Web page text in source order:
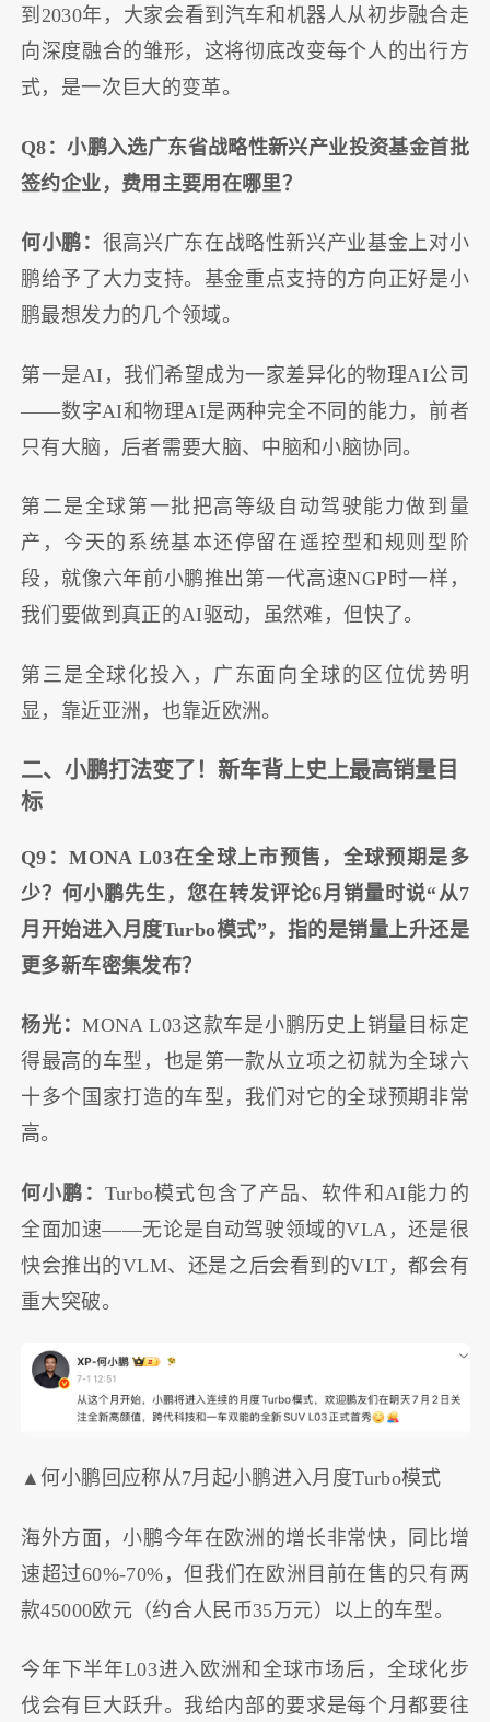
到2030年，大家会看到汽车和机器人从初步融合走
向深度融合的雏形，这将彻底改变每个人的出行方
式，是一次巨大的变革。
Q8：小鹏入选广东省战略性新兴产业投资基金首批
签约企业，费用主要用在哪里？
何小鹏： 很高兴广东在战略性新兴产业基金上对小
鹏给予了大力支持。基金重点支持的方向正好是小
鹏最想发力的几个领域。
第一是AI，我们希望成为一家差异化的物理AI公司
——数字AI和物理AI是两种完全不同的能力，前者
只有大脑，后者需要大脑、中脑和小脑协同。
第二是全球第一批把高等级自动驾驶能力做到量
产，今天的系统基本还停留在遥控型和规则型阶
段，就像六年前小鹏推出第一代高速NGP时一样，
我们要做到真正的AI驱动，虽然难，但快了。
第三是全球化投入，广东面向全球的区位优势明
显，靠近亚洲，也靠近欧洲。
二、小鹏打法变了！新车背上史上最高销量目
标
Q9：MONA L03在全球上市预售，全球预期是多
少？何小鹏先生，您在转发评论6月销量时说“从7
月开始进入月度Turbo模式”，指的是销量上升还是
更多新车密集发布？
杨光：MONA L03这款车是小鹏历史上销量目标定
得最高的车型，也是第一款从立项之初就为全球六
十多个国家打造的车型，我们对它的全球预期非常
高。
何小鹏： Turbo模式包含了产品、软件和AI能力的
全面加速——无论是自动驾驶领域的VLA，还是很
快会推出的VLM、还是之后会看到的VLT，都会有
重大突破。
▲何小鹏回应称从7月起小鹏进入月度Turbo模式
海外方面，小鹏今年在欧洲的增长非常快，同比增
速超过60%-70%，但我们在欧洲目前在售的只有两
款45000欧元（约合人民币35万元）以上的车型。
今年下半年L03进入欧洲和全球市场后，全球化步
伐会有巨大跃升。我给内部的要求是每个月都要往